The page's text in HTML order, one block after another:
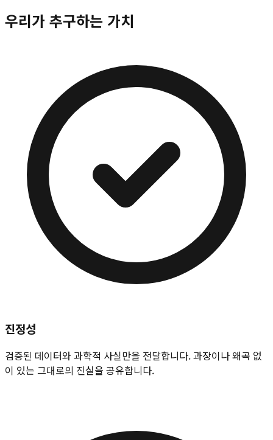
우리가 추구하는 가치
진정성
검증된 데이터와 과학적 사실만을 전달합니다. 과장이나 왜곡 없
이 있는 그대로의 진실을 공유합니다.